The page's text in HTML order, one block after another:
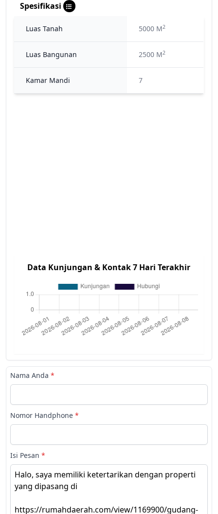
Spesifikasi
Luas Tanah 5000 M2
Luas Bangunan 2500 M2
Kamar Mandi 7
Data Kunjungan & Kontak 7 Hari Terakhir
Nama Anda *
Nomor Handphone *
Isi Pesan *